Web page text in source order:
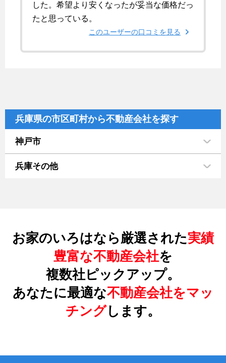
した。希望より安くなったが妥当な価格だっ
たと思っている。
このユーザーの口コミを見る
兵庫県の市区町村から不動産会社を探す
神戸市
兵庫その他
お家のいろはなら厳選された実績
豊富な不動産会社を
複数社ピックアップ。
あなたに最適な不動産会社をマッ
チングします。